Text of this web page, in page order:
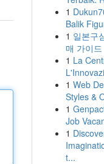
1
Balik
1 일본구
매 가이드
1 La
1 Web
Styles &
1
Job
1
t...